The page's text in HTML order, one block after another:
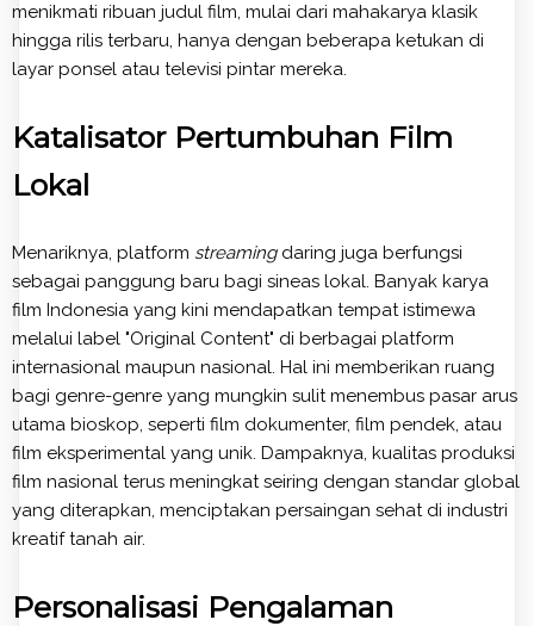
menikmati ribuan judul film, mulai dari mahakarya klasik
hingga rilis terbaru, hanya dengan beberapa ketukan di
layar ponsel atau televisi pintar mereka.
Katalisator Pertumbuhan Film
Lokal
Menariknya, platform streamingdaring juga berfungsi
sebagai panggung baru bagi sineas lokal. Banyak karya
film Indonesia yang kini mendapatkan tempat istimewa
melalui label "Original Content" di berbagai platform
internasional maupun nasional. Hal ini memberikan ruang
bagi genre-genre yang mungkin sulit menembus pasar arus
utama bioskop, seperti film dokumenter, film pendek, atau
film eksperimental yang unik. Dampaknya, kualitas produksi
film nasional terus meningkat seiring dengan standar global
yang diterapkan, menciptakan persaingan sehat di industri
kreatif tanah air.
Personalisasi Pengalaman